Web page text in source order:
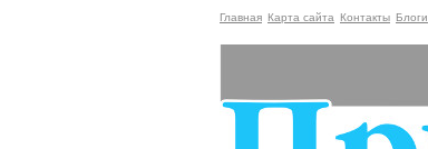
Главная Карта сайта Контакты Блоги